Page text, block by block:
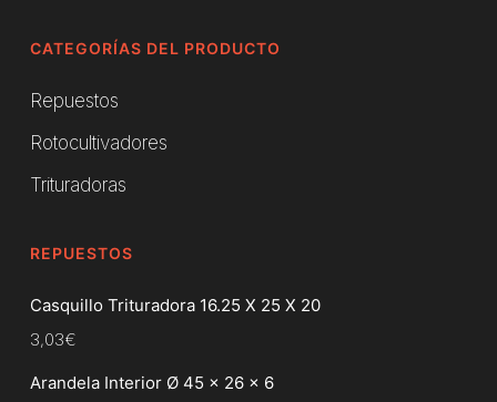
CATEGORÍAS DEL PRODUCTO
Repuestos
Rotocultivadores
Trituradoras
REPUESTOS
Casquillo Trituradora 16.25 X 25 X 20
3,03€
Arandela Interior Ø 45 x 26 x 6